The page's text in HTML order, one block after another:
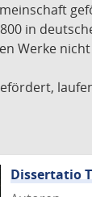
in
Werke
Dissertatio